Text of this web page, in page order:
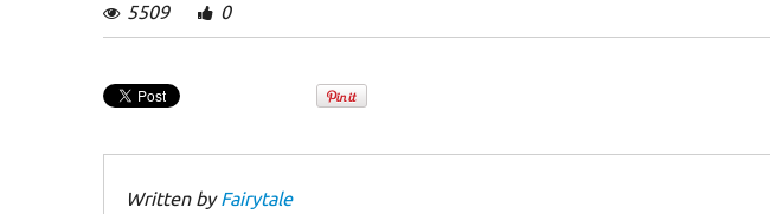
5509
0
Written byFairytale